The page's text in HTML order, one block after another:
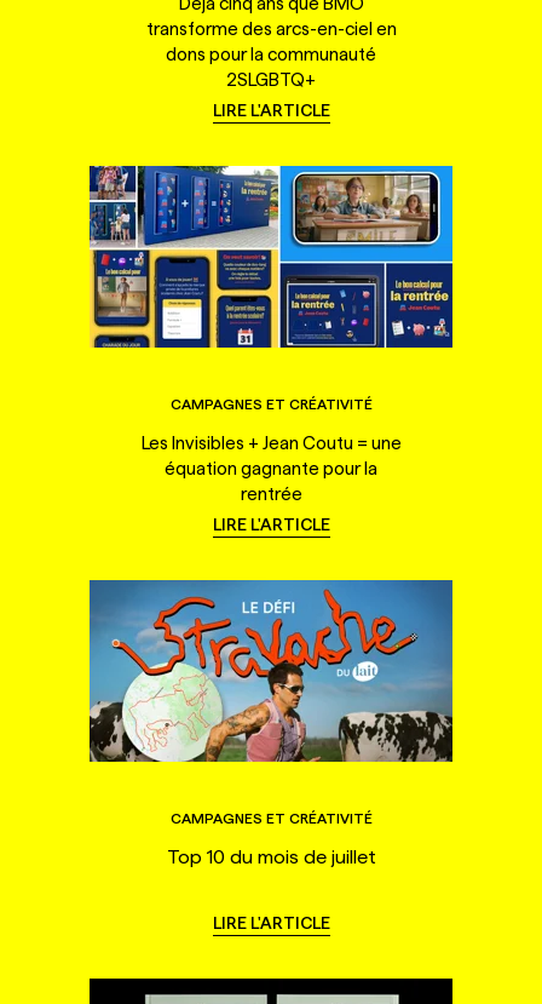
transforme des arcs-en-ciel en
dons pour la communauté
2SLGBTQ+
LIRE L'ARTICLE
CAMPAGNES ET CRÉATIVITÉ
Les Invisibles + Jean Coutu = une
équation gagnante pour la
rentrée
LIRE L'ARTICLE
CAMPAGNES ET CRÉATIVITÉ
Top 10 du mois de juillet
LIRE L'ARTICLE